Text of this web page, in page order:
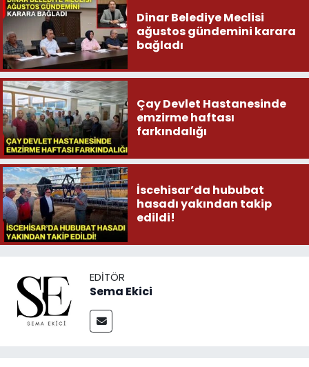
Dinar Belediye Meclisi
ağustos gündemini karara
bağladı
Çay Devlet Hastanesinde
emzirme haftası
farkındalığı
İscehisar’da hububat
hasadı yakından takip
edildi!
EDITÖR
Sema Ekici